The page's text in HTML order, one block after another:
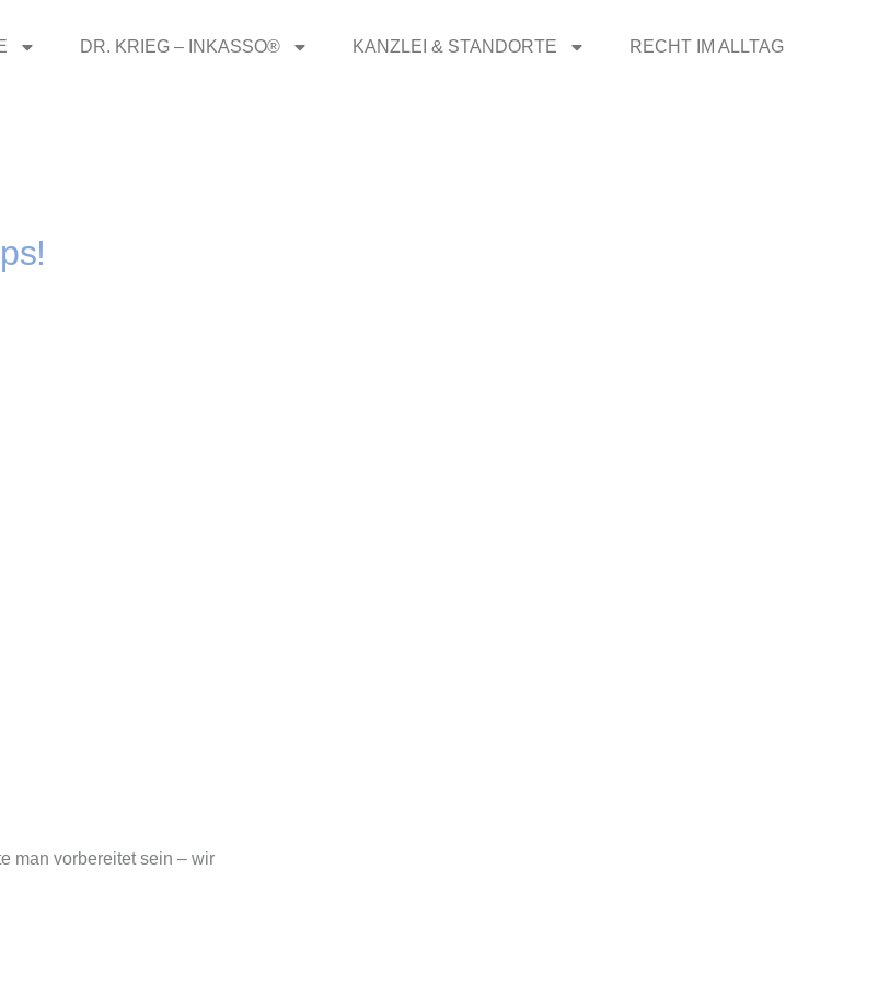
DR. KRIEG – INKASSO® KANZLEI & STANDORTE RECHT IM ALLTAG
man vorbereitet sein – wir